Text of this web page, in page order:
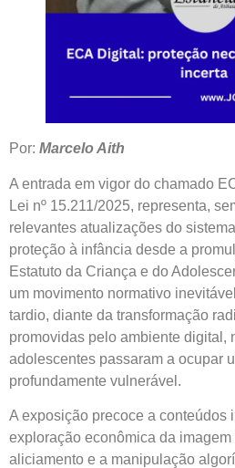
Por: Marcelo Aith
A entrada em vigor do chamado
Lei nº 15.211/2025, representa,
relevantes atualizações do
proteção à infância desde a
Estatuto da Criança e do
um movimento normativo
tardio, diante da transformação
promovidas pelo ambiente digital,
adolescentes passaram a ocupar
profundamente vulnerável.
A exposição precoce a conteúdos
exploração econômica da
aliciamento e a manipulação